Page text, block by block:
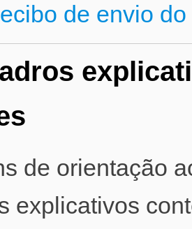
de envio
de orientação
explicativos